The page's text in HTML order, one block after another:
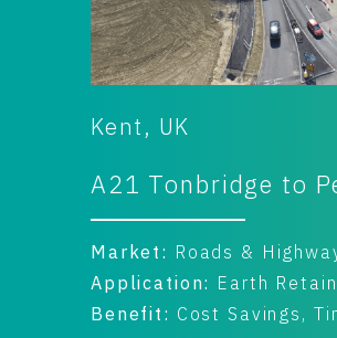
Horsham, UK
A24 BroadBridge
Market: Roads &
Application: Earth
Benefit: Cost Savings,